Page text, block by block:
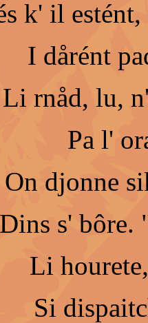
k' il
I dårént
Li rnåd, lu,
Pa l'
On djonne
Dins s' bôre.
Li
Si